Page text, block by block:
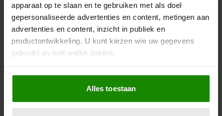
apparaat op te slaan en te gebruiken met als doel
gepersonaliseerde advertenties en content, metingen aan
advertenties en content, inzicht in publiek en
productontwikkeling. U kunt kiezen wie uw gegevens
gebruikt en met welke doelen.
Als u het toestaat, willen we ook graag:
Informatie verzamelen over uw geografische
locatie, die tot een paar meter nauwkeurig kan zijn
Alles toestaan